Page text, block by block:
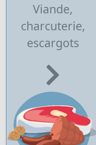
Viande,
charcuterie,
escargots